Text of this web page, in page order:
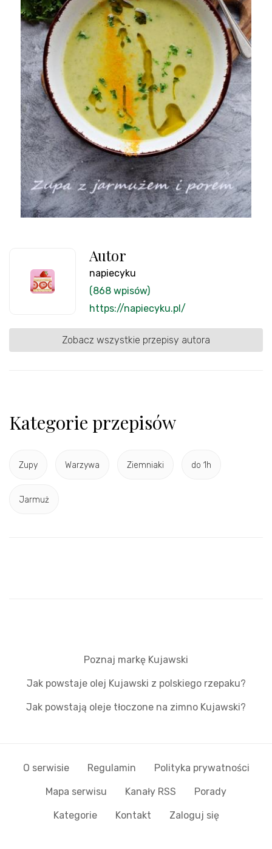
Autor
napiecyku
(868 wpisów)
https://napiecyku.pl/
Zobacz wszystkie przepisy autora
Kategorie przepisów
Zupy Warzywa Ziemniaki do 1h
Jarmuż
Poznaj markę Kujawski
Jak powstaje olej Kujawski z polskiego rzepaku?
Jak powstają oleje tłoczone na zimno Kujawski?
O serwisie Regulamin Polityka prywatności
Mapa serwisu Kanały RSS Porady
Kategorie Kontakt Zaloguj się